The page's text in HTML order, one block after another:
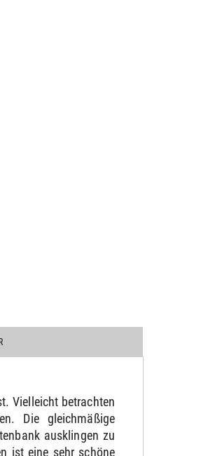
Vielleicht betrachten
Die gleichmäßige
ausklingen zu
ist eine sehr schöne